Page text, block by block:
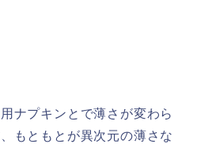
ナプキンとで薄さが変わら
もともとが異次元の薄さな